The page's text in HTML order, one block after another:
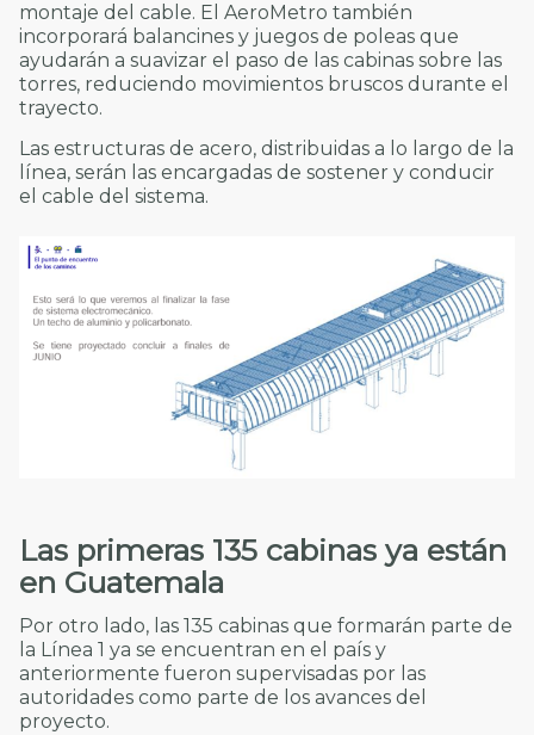
montaje del cable. El AeroMetro también
incorporará balancines y juegos de poleas que
ayudarán a suavizar el paso de las cabinas sobre las
torres, reduciendo movimientos bruscos durante el
trayecto.
Las estructuras de acero, distribuidas a lo largo de la
línea, serán las encargadas de sostener y conducir
el cable del sistema.
Las primeras 135 cabinas ya están
en Guatemala
Por otro lado, las 135 cabinas que formarán parte de
la Línea 1 ya se encuentran en el país y
anteriormente fueron supervisadas por las
autoridades como parte de los avances del
proyecto.